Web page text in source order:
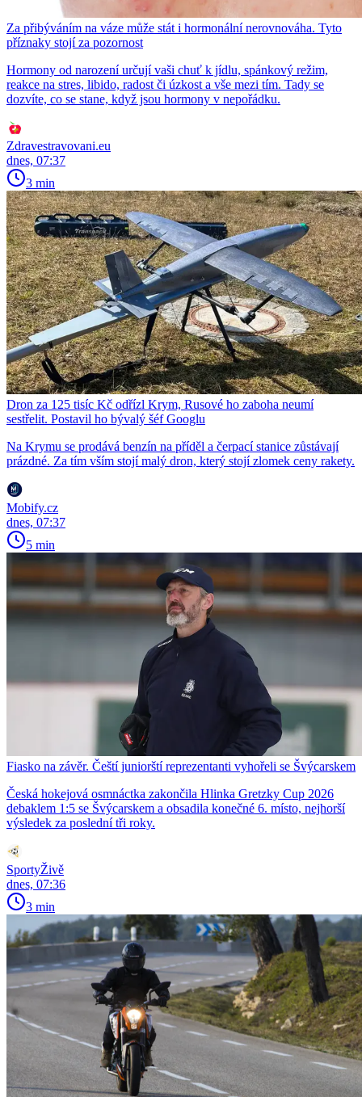
Za přibýváním na váze může stát i hormonální nerovnováha. Tyto
příznaky stojí za pozornost
Hormony od narození určují vaši chuť k jídlu, spánkový režim,
reakce na stres, libido, radost či úzkost a vše mezi tím. Tady se
dozvíte, co se stane, když jsou hormony v nepořádku.
Zdravestravovani.eu
dnes, 07:37
3 min
Dron za 125 tisíc Kč odřízl Krym, Rusové ho zaboha neumí
sestřelit. Postavil ho bývalý šéf Googlu
Na Krymu se prodává benzín na příděl a čerpací stanice zůstávají
prázdné. Za tím vším stojí malý dron, který stojí zlomek ceny rakety.
Mobify.cz
dnes, 07:37
5 min
Fiasko na závěr. Čeští juniorští reprezentanti vyhořeli se Švýcarskem
Česká hokejová osmnáctka zakončila Hlinka Gretzky Cup 2026
debaklem 1:5 se Švýcarskem a obsadila konečné 6. místo, nejhorší
výsledek za poslední tři roky.
SportyŽivě
dnes, 07:36
3 min